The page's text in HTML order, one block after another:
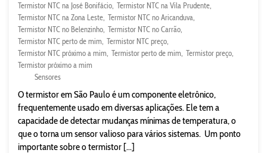
Termistor NTC na José Bonifácio Termistor NTC na Vila Prudente
Termistor NTC na Zona Leste Termistor NTC no Aricanduva
Termistor NTC no Belenzinho Termistor NTC no Carrão
Termistor NTC perto de mim Termistor NTC preço
Termistor NTC próximo a mim Termistor perto de mim Termistor preço
Termistor próximo a mim
Sensores
O termistor em São Paulo é um componente eletrônico,
frequentemente usado em diversas aplicações. Ele tem a
capacidade de detectar mudanças mínimas de temperatura, o
que o torna um sensor valioso para vários sistemas. Um ponto
importante sobre o termistor [...]